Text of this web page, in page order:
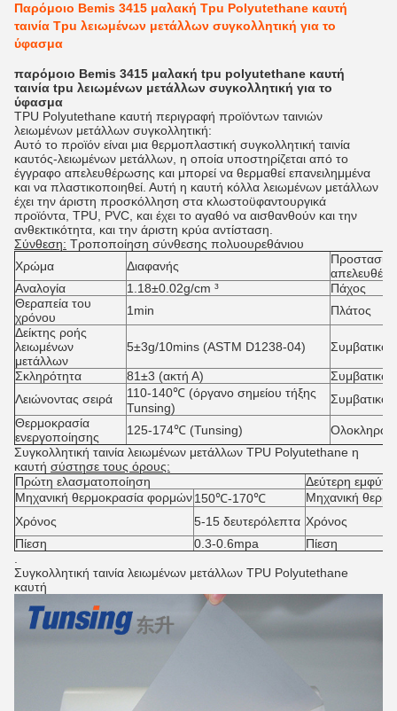
Παρόμοιο Bemis 3415 μαλακή Tpu Polyutethane καυτή
ταινία Tpu λειωμένων μετάλλων συγκολλητική για το
ύφασμα
παρόμοιο Bemis 3415 μαλακή tpu polyutethane καυτή
ταινία tpu λειωμένων μετάλλων συγκολλητική για το
ύφασμα
TPU Polyutethane καυτή περιγραφή προϊόντων ταινιών
λειωμένων μετάλλων συγκολλητική:
Αυτό το προϊόν είναι μια θερμοπλαστική συγκολλητική ταινία
καυτός-λειωμένων μετάλλων, η οποία υποστηρίζεται από το
έγγραφο απελευθέρωσης και μπορεί να θερμαθεί επανειλημμένα
και να πλαστικοποιηθεί. Αυτή η καυτή κόλλα λειωμένων μετάλλων
έχει την άριστη προσκόλληση στα κλωστοϋφαντουργικά
προϊόντα, TPU, PVC, και έχει το αγαθό να αισθανθούν και την
ανθεκτικότητα, και την άριστη κρύα αντίσταση.
Σύνθεση: Τροποποίηση σύνθεσης πολυουρεθάνιου
Χρώμα
Διαφανής
Προστασία
Αναλογία
1.18±0.02g/cm ³
Πάχος
Θεραπεία του
χρόνου
1min
Πλάτος
Δείκτης ροής
λειωμένων
μετάλλων
5±3g/10mins (ASTM D1238-04) Συμβατικό
Σκληρότητα 81±3 (ακτή Α)
Συμβατικό
Λειώνοντας σειρά
110-140℃ (όργανο σημείου τήξης
Tunsing)
Συμβατικό
Θερμοκρασία
ενεργοποίησης
125-174℃ (Tunsing)
Συγκολλητική ταινία λειωμένων μετάλλων TPU Polyutethane η
καυτή σύστησε τους όρους:
Πρώτη ελασματοποίηση
Δεύτερη
Μηχανική θερμοκρασία φορμών150℃-170℃
Μηχανική
Χρόνος
5-15 δευτερόλεπτα Χρόνος
Πίεση
0.3-0.6mpa
Πίεση
Συγκολλητική ταινία λειωμένων μετάλλων TPU Polyutethane
καυτή